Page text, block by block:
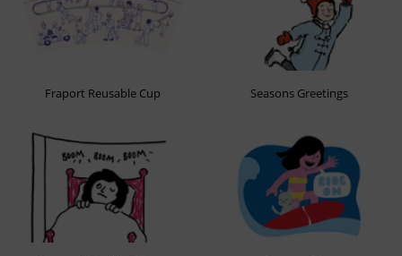
Fraport Reusable Cup Seasons Greetings